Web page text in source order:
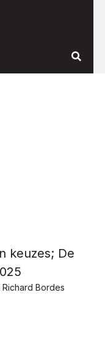
keuzes; De
Bordes